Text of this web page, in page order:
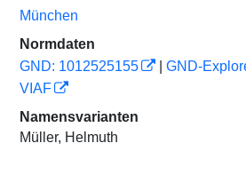
München
Normdaten
GND: 1012525155
GND-
VIAF
Namensvarianten
Müller, Helmuth